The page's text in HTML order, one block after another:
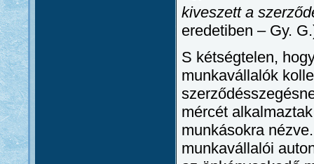
kiveszett a
eredetiben – Gy.
S kétségtelen,
munkavállalók
mércét
munkásokra
munkavállalói